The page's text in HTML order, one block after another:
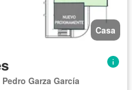
Casa
Garza García